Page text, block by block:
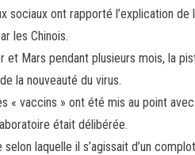
sociaux ont rapporté l’explication
les Chinois.
et Mars pendant plusieurs mois, la
la nouveauté du virus.
« vaccins » ont été mis au point
était délibérée.
selon laquelle il s’agissait d’un